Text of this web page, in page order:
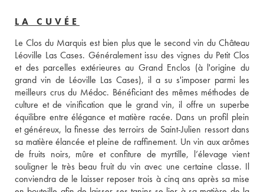
LA CUVÉE
Le Clos du Marquis est bien plus que le second vin du Château
Léoville Las Cases. Généralement issu des vignes du Petit Clos
et des parcelles extérieures au Grand Enclos (à l'origine du
grand vin de Léoville Las Cases), il a su s'imposer parmi les
meilleurs crus du Médoc. Bénéficiant des mêmes méthodes de
culture et de vinification que le grand vin, il offre un superbe
équilibre entre élégance et matière racée. Dans un profil plein
et généreux, la finesse des terroirs de Saint-Julien ressort dans
sa matière élancée et pleine de raffinement. Un vin aux arômes
de fruits noirs, mûre et confiture de myrtille, l’élevage vient
souligner le très beau fruit du vin avec une certaine classe. Il
conviendra de le laisser reposer trois à cinq ans après sa mise